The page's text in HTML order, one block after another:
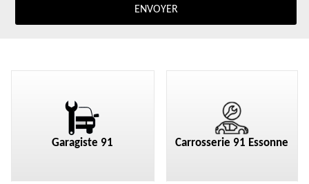
Garagiste 91 Carrosserie 91 Essonne